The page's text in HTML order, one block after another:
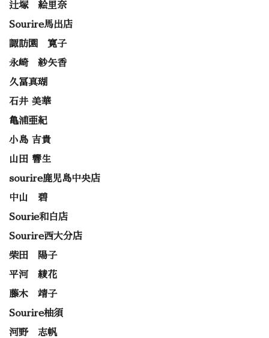
辻塚 絵里奈
Sourire馬出店
諏訪園 寛子
永崎 紗矢香
久冨真瑚
石井 美華
亀浦亜紀
小島 吉貴
山田 響生
sourire鹿児島中央店
中山 碧
Sourie和白店
Sourire西大分店
柴田 陽子
平河 綾花
藤木 靖子
Sourire柚須
河野 志帆